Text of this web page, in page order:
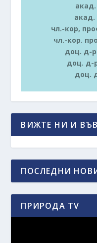
акад.
чл.-кор,
чл.-кор.
доц. д-
доц. д-
доц.
ВИЖТЕ НИ И ВЪВ
ПОСЛЕДНИ
ПРИРОДА TV